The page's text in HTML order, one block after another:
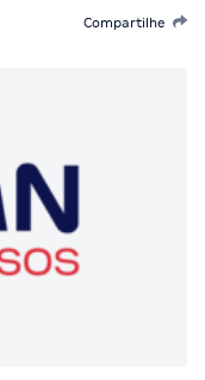
Compartilhe